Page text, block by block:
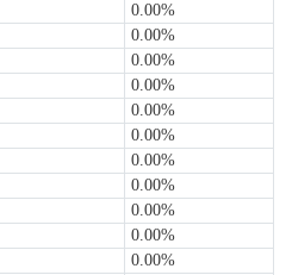
0.00%
0.00%
0.00%
0.00%
0.00%
0.00%
0.00%
0.00%
0.00%
0.00%
0.00%